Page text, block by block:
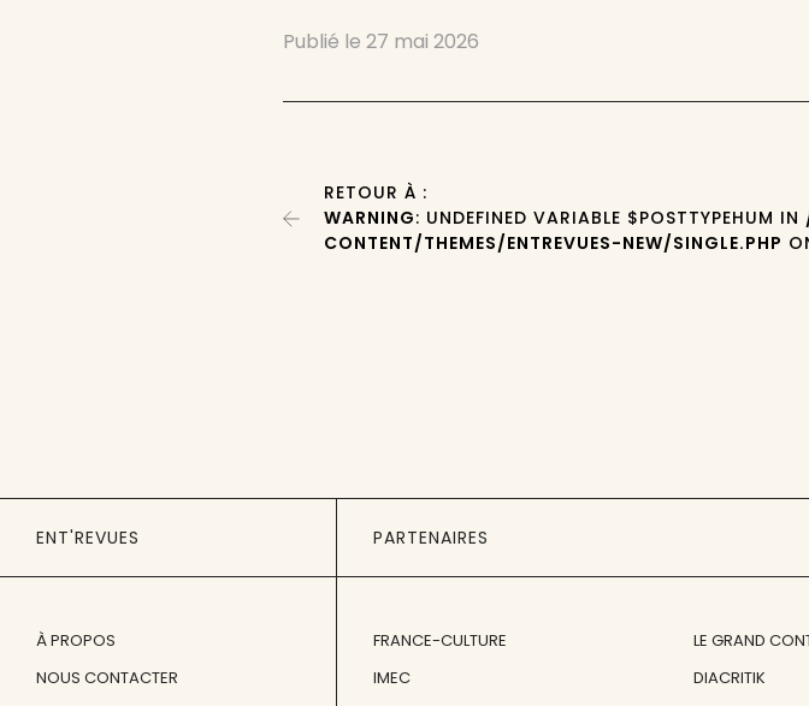
Publié le27 mai 2026
RETOUR À :
WARNING: UNDEFINED VARIABLE $POSTTYPEHUM IN
CONTENT/THEMES/ENTREVUES-NEW/SINGLE.PHP
ENT'REVUES
À PROPOS
NOUS CONTACTER
PARTENAIRES
FRANCE-CULTURE
IMEC
LE GRAND
DIACRITIK